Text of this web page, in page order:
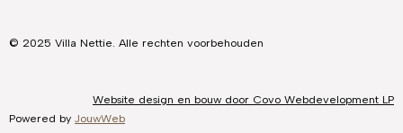
© 2025 Villa Nettie. Alle rechten voorbehouden
Website design en bouw door Covo Webdevelopment LP
Powered by JouwWeb